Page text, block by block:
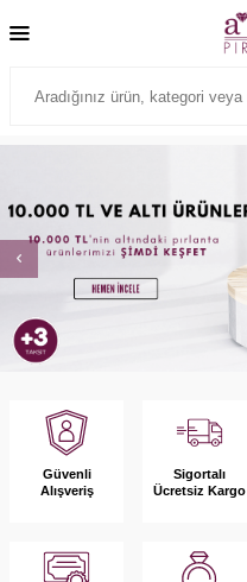
Güvenli
Alışveriş
Sigortalı
Ücretsiz Kargo